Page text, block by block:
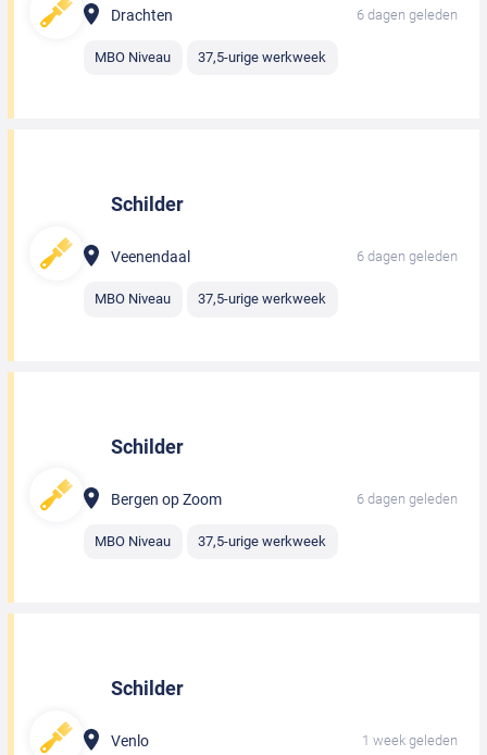
Drachten 6 dagen geleden
MBO Niveau 37,5-urige werkweek
Schilder
Veenendaal 6 dagen geleden
MBO Niveau 37,5-urige werkweek
Schilder
Bergen op Zoom 6 dagen geleden
MBO Niveau 37,5-urige werkweek
Schilder
Venlo 1 week geleden